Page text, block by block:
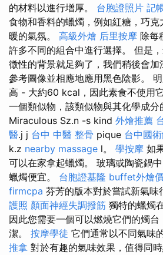
的材料以進行增厚。 台胞證照片 記
食物和香料的蠟燭，例如紅糖，巧克
暖的氣氛。 高級外燴 后里按摩 除每
許多不同的組合中進行選擇。 但是
徵性的背景就足夠了，我們稍後會
參考圖像並相應地應用黑色陰影。
高 - 大約60 kcal，因此素食不使用
一個類似物，該類似物與其化學成
Miraculous Sz.n -s kind 外燴推薦
醫.j j 台中 中醫 整骨 pique 台中國
k.z nearby massage l。 學按摩 如
可以在家拿起蠟燭。 玻璃或陶瓷鍋
蠟燭便宜。 台胞證基隆 buffet外燴
firmcpa 芬芳的版本對於嘗試新氣味
護照 顏面神經失調撥筋 獨特的蠟燭
因此您需要一個可以燃燒它們的燭
潔。 按摩學徒 它們通常以不同氣味
推拿 對於有趣的氣味效果，值得同